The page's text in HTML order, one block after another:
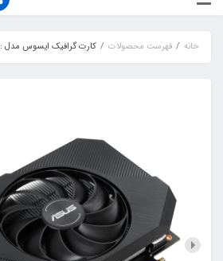
خانه فهرست محصولات کارت گرافیک ایسوس مدل : PH-GTX1650-O 4G-DDR6